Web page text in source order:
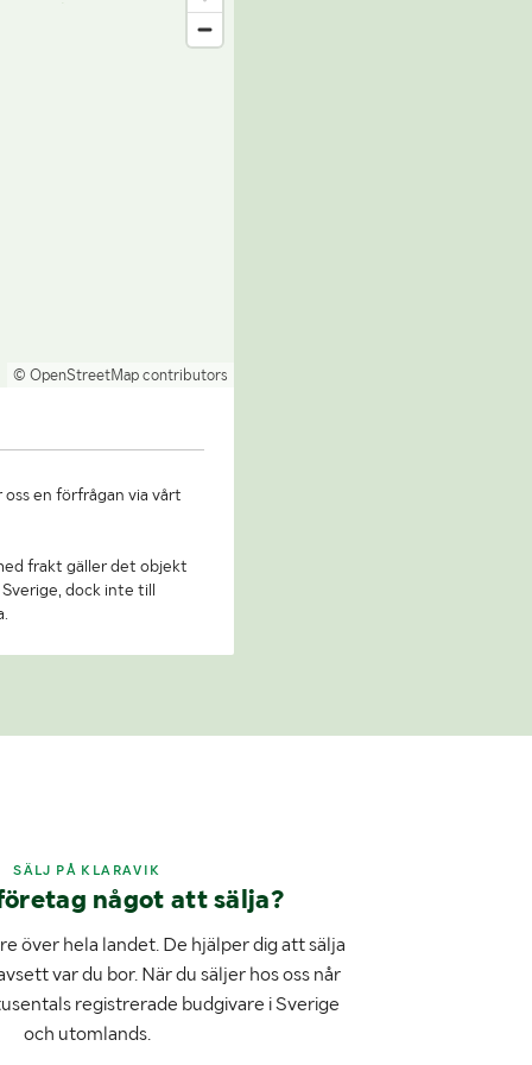
© OpenStreetMap contributors
en förfrågan via vårt
frakt gäller det objekt
dock inte till
SÄLJ PÅ KLARAVIK
något att sälja?
över hela landet. De hjälper dig att sälja
var du bor. När du säljer hos oss når
registrerade budgivare i Sverige
och utomlands.